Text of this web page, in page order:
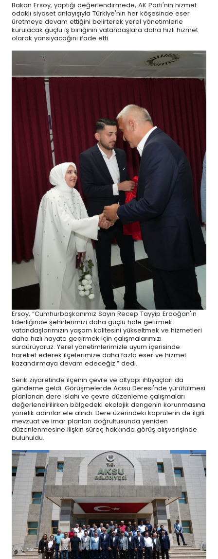
Bakan Ersoy, yaptığı değerlendirmede, AK Parti'nin hizmet
odaklı siyaset anlayışıyla Türkiye'nin her köşesinde eser
üretmeye devam ettiğini belirterek yerel yönetimlerle
kurulacak güçlü iş birliğinin vatandaşlara daha hızlı hizmet
olarak yansıyacağını ifade etti.
Ersoy, “Cumhurbaşkanımız Sayın Recep Tayyip Erdoğan'ın
liderliğinde şehirlerimizi daha güçlü hale getirmek
vatandaşlarımızın yaşam kalitesini yükseltmek ve hizmetleri
daha hızlı hayata geçirmek için çalışmalarımızı
sürdürüyoruz. Yerel yönetimlerimizle uyum içerisinde
hareket ederek ilçelerimize daha fazla eser ve hizmet
kazandırmaya devam edeceğiz.” dedi.
Serik ziyaretinde ilçenin çevre ve altyapı ihtiyaçları da
gündeme geldi. Görüşmelerde Acısu Deresi'nde yürütülmesi
planlanan dere ıslahı ve çevre düzenleme çalışmaları
değerlendirilirken bölgedeki ekolojik dengenin korunmasına
yönelik adımlar ele alındı. Dere üzerindeki köprülerin de ilgili
mevzuat ve imar planları doğrultusunda yeniden
düzenlenmesine ilişkin süreç hakkında görüş alışverişinde
bulunuldu.